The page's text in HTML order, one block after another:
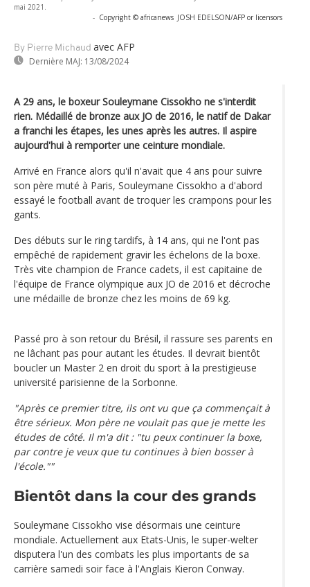
mai 2021.
- Copyright © africanews JOSH EDELSON/AFP or licensors
By Pierre Michaud avec AFP
Dernière MAJ: 13/08/2024
A 29 ans, le boxeur Souleymane Cissokho ne s'interdit
rien. Médaillé de bronze aux JO de 2016, le natif de Dakar
a franchi les étapes, les unes après les autres. Il aspire
aujourd'hui à remporter une ceinture mondiale.
Arrivé en France alors qu'il n'avait que 4 ans pour suivre
son père muté à Paris, Souleymane Cissokho a d'abord
essayé le football avant de troquer les crampons pour les
gants.
Des débuts sur le ring tardifs, à 14 ans, qui ne l'ont pas
empêché de rapidement gravir les échelons de la boxe.
Très vite champion de France cadets, il est capitaine de
l'équipe de France olympique aux JO de 2016 et décroche
une médaille de bronze chez les moins de 69 kg.
Passé pro à son retour du Brésil, il rassure ses parents en
ne lâchant pas pour autant les études. Il devrait bientôt
boucler un Master 2 en droit du sport à la prestigieuse
université parisienne de la Sorbonne.
"Après ce premier titre, ils ont vu que ça commençait à
être sérieux. Mon père ne voulait pas que je mette les
études de côté. Il m'a dit : "tu peux continuer la boxe,
par contre je veux que tu continues à bien bosser à
l'école.""
Bientôt dans la cour des grands
Souleymane Cissokho vise désormais une ceinture
mondiale. Actuellement aux Etats-Unis, le super-welter
disputera l'un des combats les plus importants de sa
carrière samedi soir face à l'Anglais Kieron Conway.